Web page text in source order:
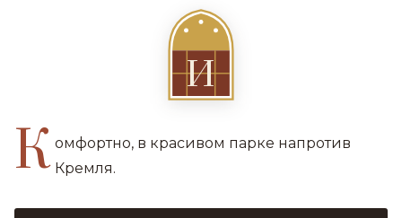
И
К омфортно, в красивом парке напротив
Кремля.